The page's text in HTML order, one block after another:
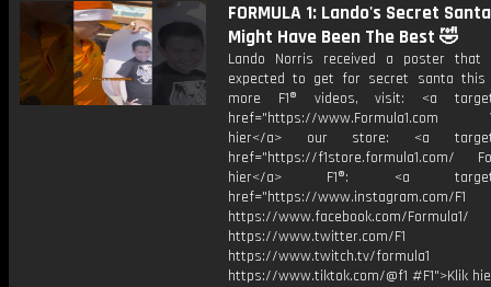
FORMULA 1: Lando's Secret
Might Have Been The Best 🤣
Lando Norris received a poster that
expected to get for secret santa this
more F1® videos, visit: <a
href="https://www.Formula1.com
hier</a> our store: <a
href="https://f1store.formula1.com/
hier</a> F1®: <a
href="https://www.instagram.com/F1
https://www.facebook.com/Formula1/
https://www.twitter.com/F1
https://www.twitch.tv/formula1
https://www.tiktok.com/@f1 #F1">Klik